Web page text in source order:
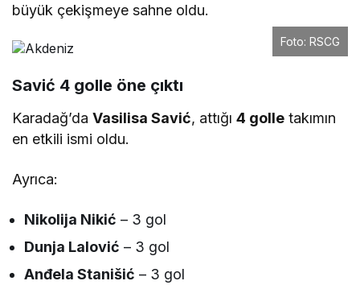
büyük çekişmeye sahne oldu.
Foto: RSCG
Savić 4 golle öne çıktı
Karadağ’daVasilisa Savić, attığı4 golle takımın
en etkili ismi oldu.
Ayrıca:
Nikolija Nikić – 3 gol
Dunja Lalović – 3 gol
Anđela Stanišić – 3 gol